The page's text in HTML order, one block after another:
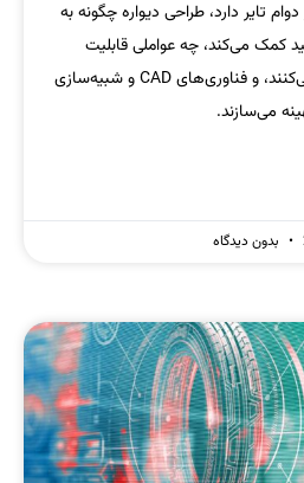
تایر دارد، طراحی دیواره چگونه به
کمک می‌کند، چه عواملی قابلیت
روکش‌پذیری تایر را تعیین می‌کنند، و فناوری‌های CAD و شبیه‌سازی
می‌سازند.
بدون دیدگاه